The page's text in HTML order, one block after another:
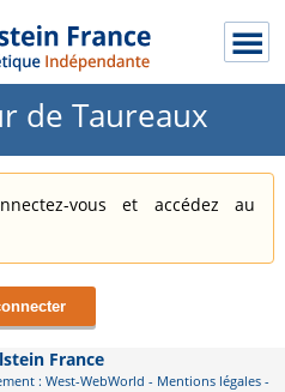
de Taureaux
vous et accédez au
France
: West-WebWorld - Mentions légales-